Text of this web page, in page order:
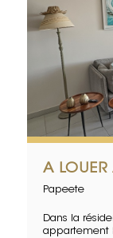
A LOUER
Papeete
Dans la
appartement